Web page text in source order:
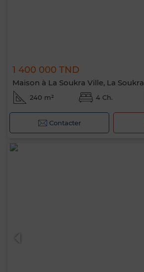
1 400 000 TND
Maison à La Soukra Ville, La Soukra
240 m² 4 Ch.
Contacter